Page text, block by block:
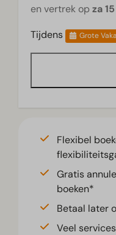
en vertrek op za
Tijdens
Grote
Flexibel
Gratis
boeken*
Betaal later
Veel